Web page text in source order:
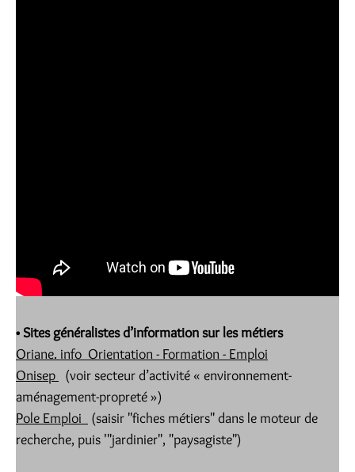
• Sites généralistes d’information sur les métiers
Oriane. info Orientation - Formation - Emploi
Onisep (voir secteur d’activité « environnement-
aménagement-propreté »)
Pole Emploi
(saisir "fiches métiers" dans le moteur de
recherche, puis '"jardinier", "paysagiste")